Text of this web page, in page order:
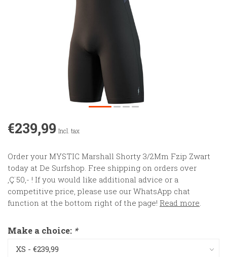
€239,99 Incl. tax
Order your MYSTIC Marshall Shorty 3/2Mm Fzip Zwart
today at De Surfshop. Free shipping on orders over
‚Ç¨50,- ! If you would like additional advice or a
competitive price, please use our WhatsApp chat
function at the bottom right of the page! Read more.
Make a choice: *